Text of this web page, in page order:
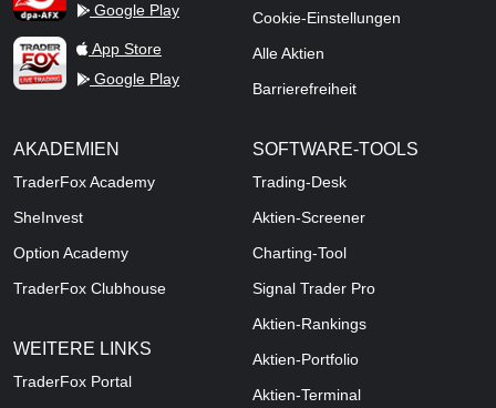
Google Play
TraderFox Live Trading
App Store
Google Play
Cookie-Einstellungen
Alle Aktien
Barrierefreiheit
AKADEMIEN
TraderFox Academy
SheInvest
Option Academy
TraderFox Clubhouse
WEITERE LINKS
TraderFox Portal
SOFTWARE-TOOLS
Trading-Desk
Aktien-Screener
Charting-Tool
Signal Trader Pro
Aktien-Rankings
Aktien-Portfolio
Aktien-Terminal